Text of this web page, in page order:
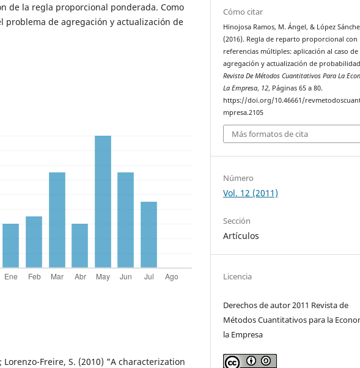
de la regla proporcional ponderada. Como
problema de agregación y actualización de
Lorenzo-Freire, S. (2010) "A characterization
Cómo citar
Hinojosa Ramos, M. Ángel, & López
(2016). Regla de reparto proporcional con
referencias múltiples: aplicación al caso de
agregación y actualización de
Revista De Métodos Cuantitativos Para La
La Empresa, 12, Páginas 65 a 80.
https://doi.org/10.46661/
mpresa.2105
Más formatos de cita
Número
Vol. 12 (2011)
Sección
Artículos
Licencia
Derechos de autor 2011 Revista de
Métodos Cuantitativos para la
la Empresa